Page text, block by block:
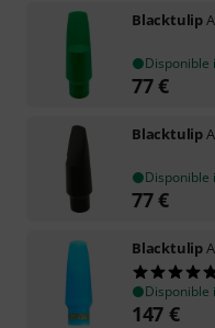
Blacktulip
77€
Blacktulip
77€
Blacktulip
147 €